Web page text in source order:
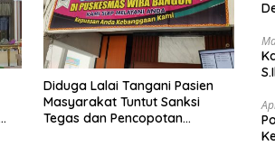
Diduga Lalai Tangani Pasien
Masyarakat Tuntut Sanksi
Tegas dan Pencopotan